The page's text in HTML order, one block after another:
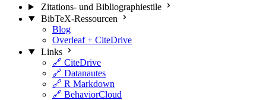
Zitations- und Bibliographiestile
BibTeX-Ressourcen
Blog
Overleaf + CiteDrive
Links
🔗 CiteDrive
🔗 Datanautes
🔗 R Markdown
🔗 BehaviorCloud